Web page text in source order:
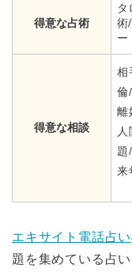
得意な占術
タ
術
ー
得意な相談
相
倫
離
題
来
エキサイト電話占い
題を集めている占い